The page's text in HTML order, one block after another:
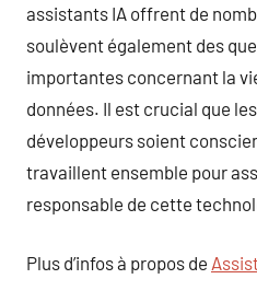
assistants IA offrent de
soulèvent également des
importantes concernant la
données. Il est crucial que
développeurs soient
travaillent ensemble pour
responsable de cette
Plus d’infos à propos de